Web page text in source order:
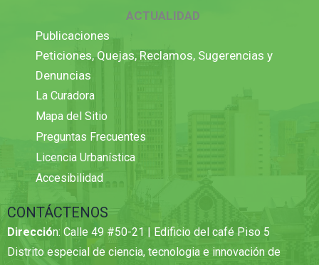
ACTUALIDAD
Publicaciones
Peticiones, Quejas, Reclamos, Sugerencias y
Denuncias
La Curadora
Mapa del Sitio
Preguntas Frecuentes
Licencia Urbanística
Accesibilidad
CONTÁCTENOS
Dirección: Calle 49 #50-21 | Edificio del café Piso 5
Distrito especial de ciencia, tecnologia e innovación de